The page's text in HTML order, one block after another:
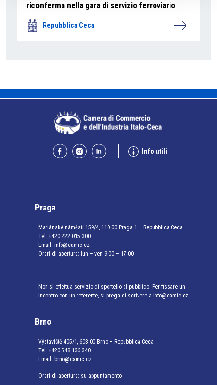
riconferma nella gara di servizio ferroviario
Repubblica Ceca
Info utili
Praga
Mariánské náměstí 159/4, 110 00 Praga 1 – Repubblica Ceca
Tel: +420 222 015 300
Email: info@camic.cz
Orari di apertura: lun – ven 9:00 – 17:00
Non si effettua servizio di sportello al pubblico. Per fissare un
incontro con un referente, si prega di scrivere a info@camic.cz
Brno
Výstaviště 405/1, 603 00 Brno – Repubblica Ceca
Tel: +420 548 136 340
Email: brno@camic.cz
Orari di apertura: su appuntamento